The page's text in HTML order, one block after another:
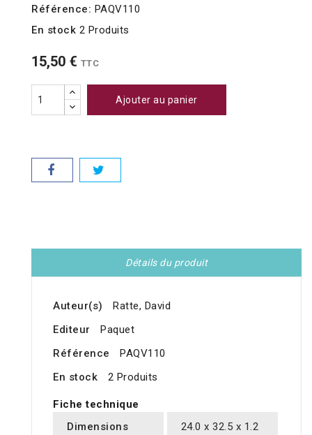
Référence: PAQV110
En stock 2 Produits
15,50 € TTC
Ajouter au panier
Détails du produit
Auteur(s)
Ratte, David
Editeur
Paquet
Référence
PAQV110
En stock
2 Produits
Fiche technique
Dimensions
24.0 x 32.5 x 1.2